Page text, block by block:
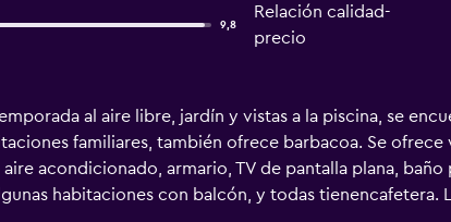
9,8
Relación calidad-
precio
al aire libre, jardín y vistas a la piscina, se
familiares, también ofrece barbacoa. Se
acondicionado, armario, TV de pantalla plana,
habitaciones con balcón, y todas tienencafetera.